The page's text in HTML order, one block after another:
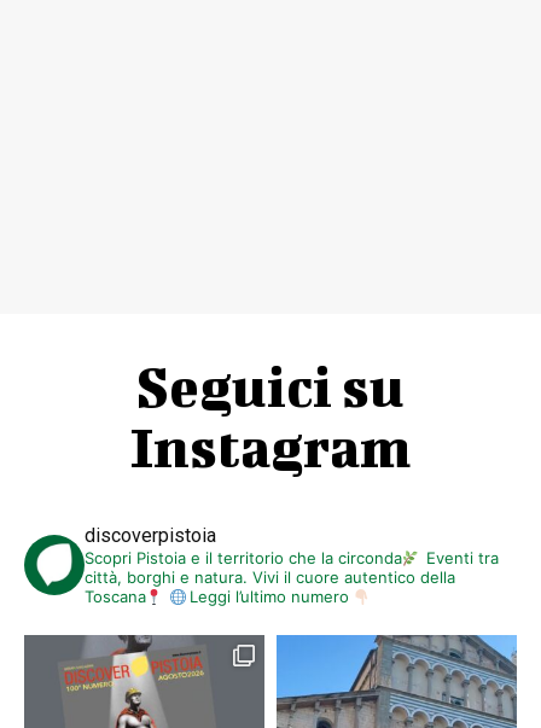
Seguici su
Instagram
discoverpistoia
Scopri Pistoia e il territorio che la circonda
Eventi tra
città, borghi e natura. Vivi il cuore autentico della
Toscana
Leggi l’ultimo numero